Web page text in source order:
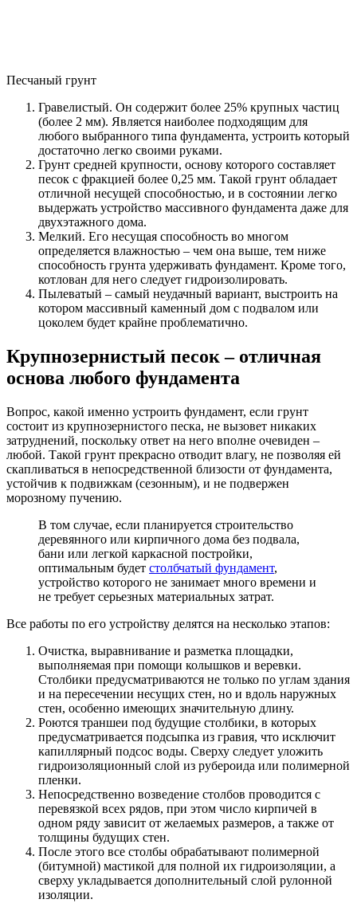
Песчаный грунт
Гравелистый. Он содержит более 25% крупных частиц
(более 2 мм). Является наиболее подходящим для
любого выбранного типа фундамента, устроить который
достаточно легко своими руками.
Грунт средней крупности, основу которого составляет
песок с фракцией более 0,25 мм. Такой грунт обладает
отличной несущей способностью, и в состоянии легко
выдержать устройство массивного фундамента даже для
двухэтажного дома.
Мелкий. Его несущая способность во многом
определяется влажностью – чем она выше, тем ниже
способность грунта удерживать фундамент. Кроме того,
котлован для него следует гидроизолировать.
Пылеватый – самый неудачный вариант, выстроить на
котором массивный каменный дом с подвалом или
цоколем будет крайне проблематично.
Крупнозернистый песок – отличная
основа любого фундамента
Вопрос, какой именно устроить фундамент, если грунт
состоит из крупнозернистого песка, не вызовет никаких
затруднений, поскольку ответ на него вполне очевиден –
любой. Такой грунт прекрасно отводит влагу, не позволяя ей
скапливаться в непосредственной близости от фундамента,
устойчив к подвижкам (сезонным), и не подвержен
морозному пучению.
В том случае, если планируется строительство
деревянного или кирпичного дома без подвала,
бани или легкой каркасной постройки,
оптимальным будет столбчатый фундамент,
устройство которого не занимает много времени и
не требует серьезных материальных затрат.
Все работы по его устройству делятся на несколько этапов:
Очистка, выравнивание и разметка площадки,
выполняемая при помощи колышков и веревки.
Столбики предусматриваются не только по углам здания
и на пересечении несущих стен, но и вдоль наружных
стен, особенно имеющих значительную длину.
Роются траншеи под будущие столбики, в которых
предусматривается подсыпка из гравия, что исключит
капиллярный подсос воды. Сверху следует уложить
гидроизоляционный слой из рубероида или полимерной
пленки.
Непосредственно возведение столбов проводится с
перевязкой всех рядов, при этом число кирпичей в
одном ряду зависит от желаемых размеров, а также от
толщины будущих стен.
После этого все столбы обрабатывают полимерной
(битумной) мастикой для полной их гидроизоляции, а
сверху укладывается дополнительный слой рулонной
изоляции.